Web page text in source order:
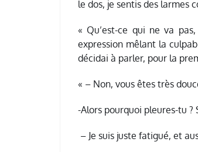
le dos, je sentis des larmes
« Qu’est-ce qui ne va
expression mêlant la
décidai à parler, pour la
« – Non, vous êtes très
-Alors pourquoi pleures-tu
– Je suis juste fatigué, et